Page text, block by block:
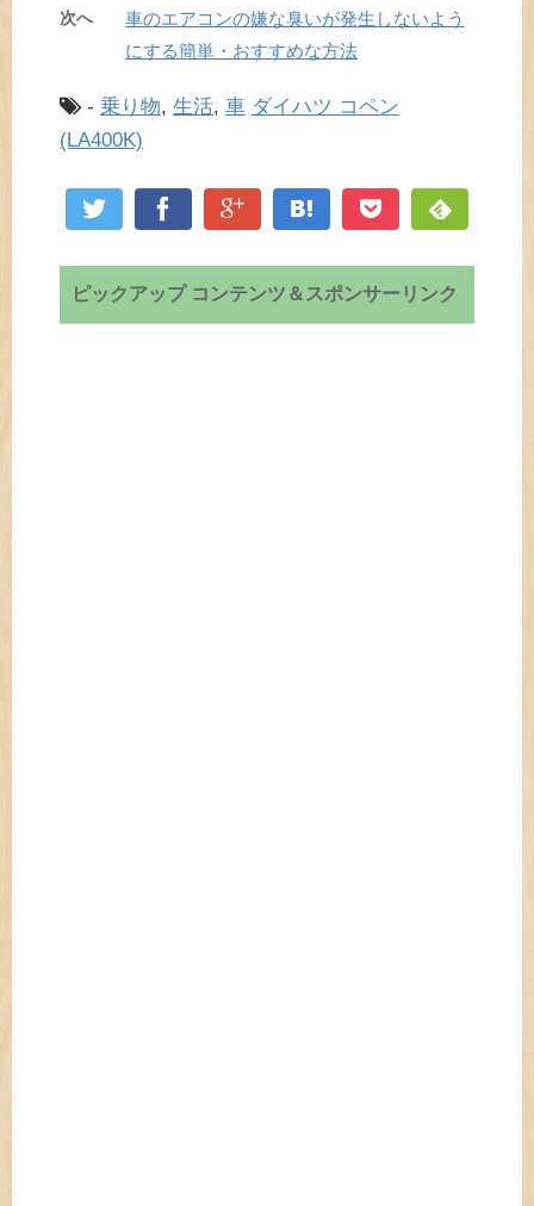
次へ
車のエアコンの嫌な臭いが発生しないよう
にする簡単・おすすめな方法
- 乗り物, 生活, 車 ダイハツ コペン
(LA400K)
ピックアップ コンテンツ＆スポンサーリンク